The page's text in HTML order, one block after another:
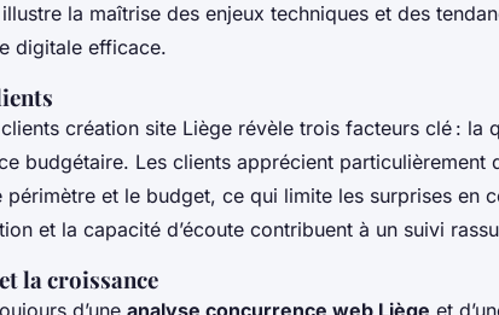
la maîtrise des enjeux techniques et des
digitale efficace.
création site Liège révèle trois facteurs clé : la
budgétaire. Les clients apprécient particulièrement
périmètre et le budget, ce qui limite les surprises en
et la capacité d’écoute contribuent à un suivi
la croissance